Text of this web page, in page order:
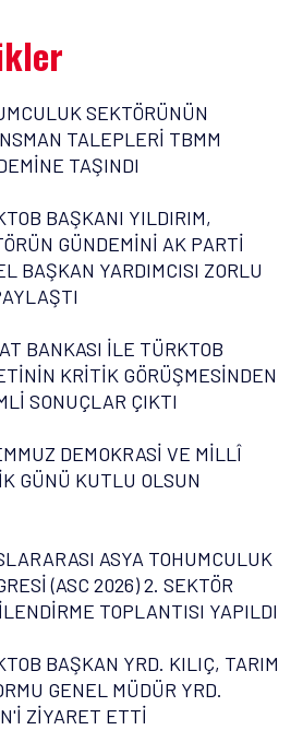
SEKTÖRÜNÜN
TALEPLERİ TBMM
TAŞINDI
BAŞKANI YILDIRIM,
GÜNDEMİNİ AK PARTİ
BAŞKAN YARDIMCISI ZORLU
BANKASI İLE TÜRKTOB
KRİTİK GÖRÜŞMESİNDEN
SONUÇLAR ÇIKTI
DEMOKRASİ VE MİLLÎ
GÜNÜ KUTLU OLSUN
ASYA TOHUMCULUK
(ASC 2026) 2. SEKTÖR
TOPLANTISI YAPILDI
BAŞKAN YRD. KILIÇ, TARIM
GENEL MÜDÜR YRD.
ZİYARET ETTİ